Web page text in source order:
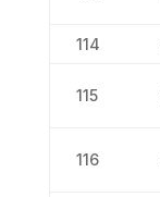
114
115
116